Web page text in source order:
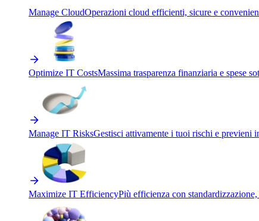
Manage CloudOperazioni cloud efficienti, sicure e
Optimize IT CostsMassima trasparenza finanziaria e spese
Manage IT RisksGestisci attivamente i tuoi rischi e previeni
Maximize IT EfficiencyPiù efficienza con